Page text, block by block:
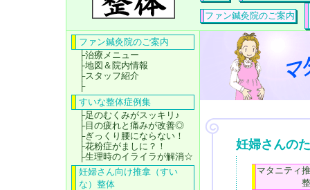
ファン鍼灸院のご案内
ファン鍼灸院のご案内
├治療メニュー
├地図＆院内情報
├スタッフ紹介
├
すいな整体症例集
├足のむくみがスッキリ♪
├目の疲れと痛みが改善◎
├ぎっくり腰にならない！
├花粉症がましに？！
├生理時のイライラが解消☆
妊婦さん向け推拿（すい
な）整体
妊婦さんの
マタニティ